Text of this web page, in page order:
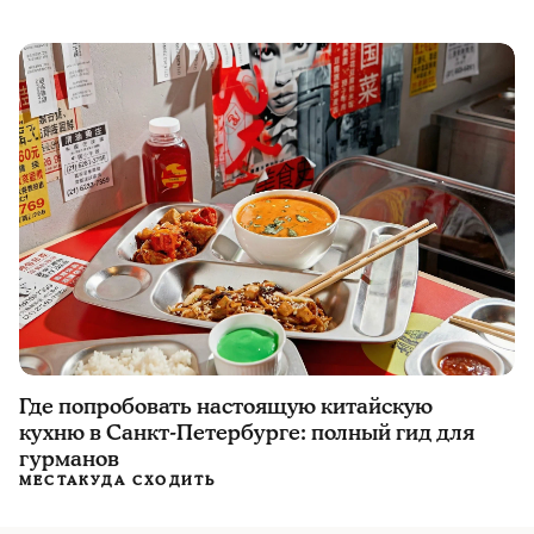
Где попробовать настоящую китайскую
кухню в Санкт-Петербурге: полный гид для
гурманов
МЕСТАКУДА СХОДИТЬ